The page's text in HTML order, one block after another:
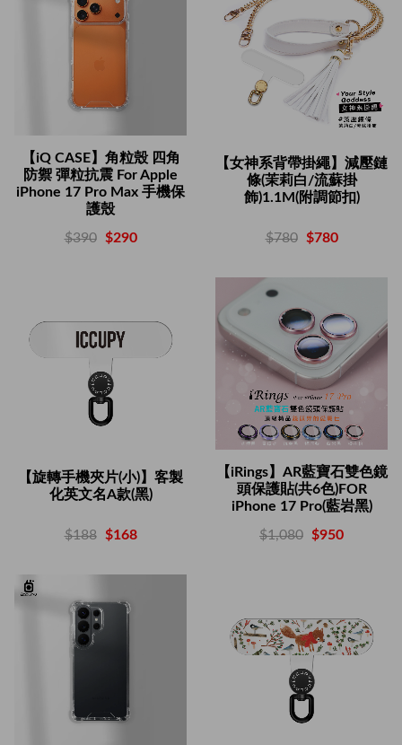
【iQ CASE】角粒殼 四角
防禦 彈粒抗震 For Apple
iPhone 17 Pro Max 手機保
護殼
$390 $290
【女神系背帶掛繩】減壓鏈
條(茉莉白/流蘇掛
飾)1.1M(附調節扣)
$780 $780
【旋轉手機夾片(小)】客製
化英文名A款(黑)
$188 $168
【iRings】AR藍寶石雙色鏡
頭保護貼(共6色)FOR
iPhone 17 Pro(藍岩黑)
$1,080 $950